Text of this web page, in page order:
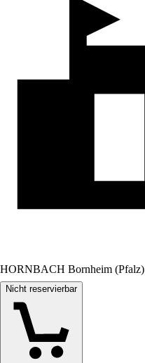
HORNBACH Bornheim (Pfalz)
Nicht reservierbar